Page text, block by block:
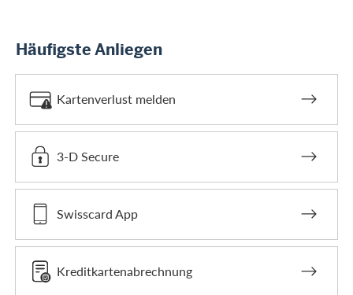
Häufigste Anliegen
Kartenverlust melden
3-D Secure
Swisscard App
Kreditkartenabrechnung